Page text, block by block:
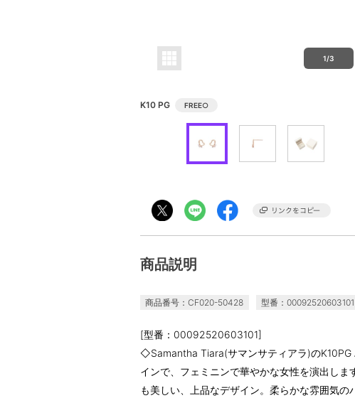
1/3
K10 PG FREE○
商品説明
商品番号：CF020-50428 型番：00092520603101
[型番：00092520603101]
◇Samantha Tiara(サマンサティアラ)のK10PG
インで、フェミニンで華やかな女性を演出しま
も美しい、上品なデザイン。柔らかな雰囲気